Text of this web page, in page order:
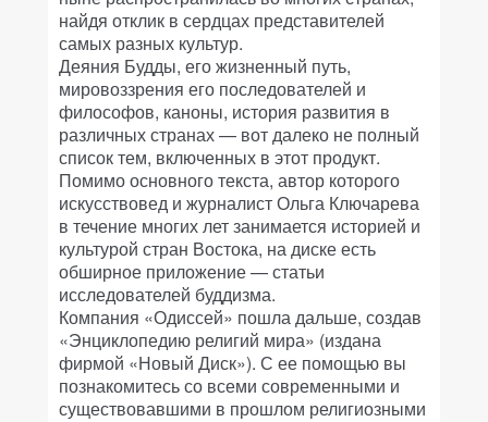
найдя отклик в сердцах представителей
самых разных культур.
Деяния Будды, его жизненный путь,
мировоззрения его последователей и
философов, каноны, история развития в
различных странах — вот далеко не полный
список тем, включенных в этот продукт.
Помимо основного текста, автор которого
искусствовед и журналист Ольга Ключарева
в течение многих лет занимается историей и
культурой стран Востока, на диске есть
обширное приложение — статьи
исследователей буддизма.
Компания «Одиссей» пошла дальше, создав
«Энциклопедию религий мира» (издана
фирмой «Новый Диск»). С ее помощью вы
познакомитесь со всеми современными и
существовавшими в прошлом религиозными